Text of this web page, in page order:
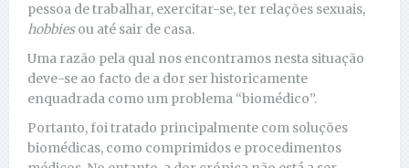
pessoa de trabalhar, exercitar-se, ter relações sexuais,
hobbiesou até sair de casa.
Uma razão pela qual nos encontramos nesta situação
deve-se ao facto de a dor ser historicamente
enquadrada como um problema “biomédico”.
Portanto, foi tratado principalmente com soluções
biomédicas, como comprimidos e procedimentos